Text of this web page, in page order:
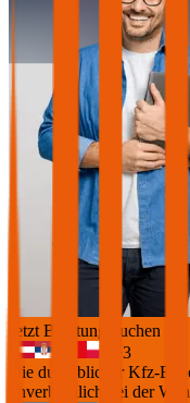
Jetzt Beratung buchen
+3
Die durchblicker Kfz-
unverbindlich bei der